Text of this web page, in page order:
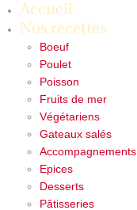
Accueil
Nos recettes
Boeuf
Poulet
Poisson
Fruits de mer
Végétariens
Gateaux salés
Accompagnements
Epices
Desserts
Pâtisseries